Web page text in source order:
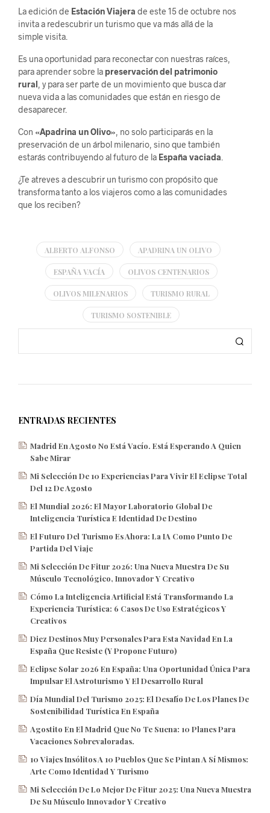
La edición de Estación Viajera de este 15 de octubre nos
invita a redescubrir un turismo que va más allá de la
simple visita.
Es una oportunidad para reconectar con nuestras raíces,
para aprender sobre la preservación del patrimonio
rural , y para ser parte de un movimiento que busca dar
nueva vida a las comunidades que están en riesgo de
desaparecer.
Con «Apadrina un Olivo» , no solo participarás en la
preservación de un árbol milenario, sino que también
estarás contribuyendo al futuro de la España vaciada
¿Te atreves a descubrir un turismo con propósito que
transforma tanto a los viajeros como a las comunidades
que los reciben?
ALBERTO ALFONSO APADRINA UN OLIVO
ESPAÑA VACÍA OLIVOS CENTENARIOS
OLIVOS MILENARIOS TURISMO RURAL
TURISMO SOSTENIBLE
ENTRADAS RECIENTES
Madrid En Agosto No Está Vacío. Está Esperando A Quien
Sabe Mirar
Mi Selección De 10 Experiencias Para Vivir El Eclipse Total
Del 12 De Agosto
El Mundial 2026: El Mayor Laboratorio Global De
Inteligencia Turística E Identidad De Destino
El Futuro Del Turismo Es Ahora: La IA Como Punto De
Partida Del Viaje
Mi Selección De Fitur 2026: Una Nueva Muestra De Su
Músculo Tecnológico, Innovador Y Creativo
Cómo La Inteligencia Artificial Está Transformando La
Experiencia Turística: 6 Casos De Uso Estratégicos Y
Creativos
Diez Destinos Muy Personales Para Esta Navidad En La
España Que Resiste (y Propone Futuro)
Eclipse Solar 2026 En España: Una Oportunidad Única Para
Impulsar El Astroturismo Y El Desarrollo Rural
Día Mundial Del Turismo 2025: El Desafío De Los Planes De
Sostenibilidad Turística En España
Agostito En El Madrid Que No Te Suena: 10 Planes Para
Vacaciones Sobrevaloradas.
10 Viajes Insólitos A 10 Pueblos Que Se Pintan A Sí Mismos:
Arte Como Identidad Y Turismo
Mi Selección De Lo Mejor De Fitur 2025: Una Nueva Muestra
De Su Músculo Innovador Y Creativo